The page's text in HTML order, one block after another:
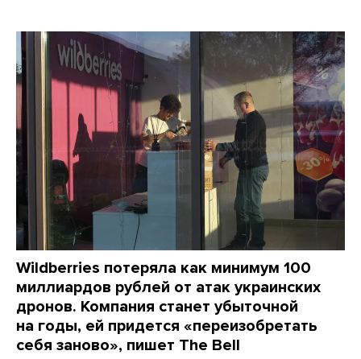
Wildberries потеряла как минимум 100
миллиардов рублей от атак украинских
дронов. Компания станет убыточной
на годы, ей придется «переизобретать
себя заново», пишет The Bell